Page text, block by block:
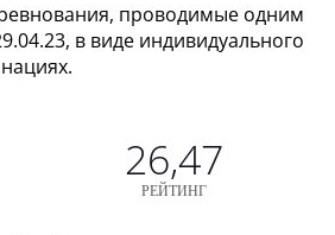
проводимые одним
в виде индивидуального
26,47
РЕЙТИНГ